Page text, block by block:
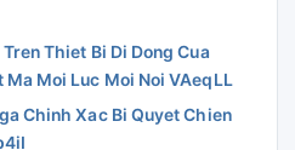
Thiet Bi Di Dong Cua
Moi Luc Moi Noi VAeqLL
Chinh Xac Bi Quyet Chien